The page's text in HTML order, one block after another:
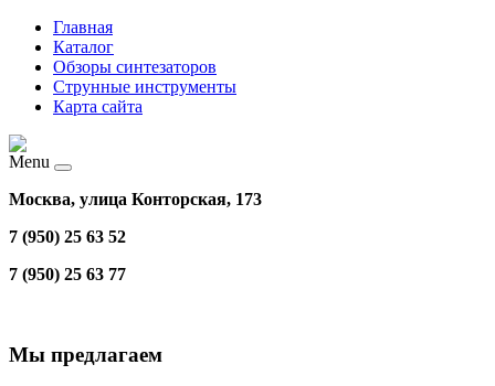
Главная
Каталог
Обзоры синтезаторов
Струнные инструменты
Карта сайта
Menu
Москва, улица Конторская, 173
7 (950) 25 63 52
7 (950) 25 63 77
Мы предлагаем